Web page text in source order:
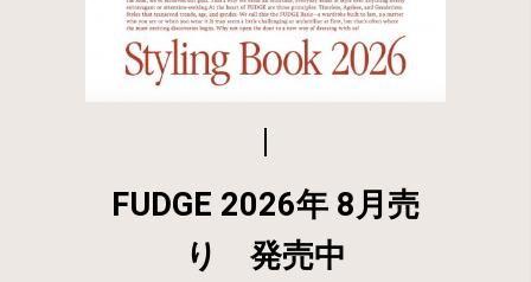
FUDGE 2026年 8月売
り 発売中